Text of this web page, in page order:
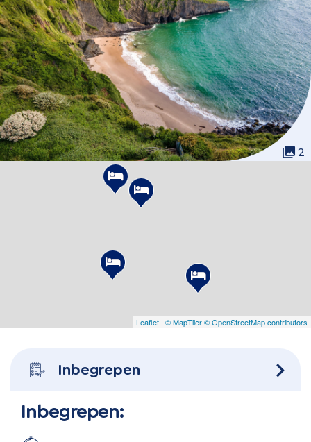
2
Leaflet | © MapTiler© OpenStreetMap contributors
Inbegrepen
Inbegrepen: